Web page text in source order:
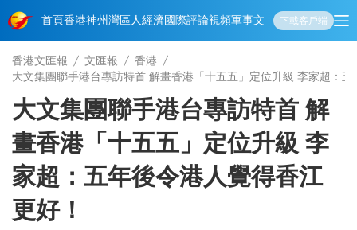
首頁香港神州 灣區人經濟國際評論視頻軍事文化 娛樂生活教育體
下載客戶端
香港文匯報 文匯報
香港
大文集團聯手港台專訪特首 解畫香港「十五五」定位升級 李家超：
大文集團聯手港台專訪特首 解
畫香港「十五五」定位升級 李
家超：五年後令港人覺得香江
更好！